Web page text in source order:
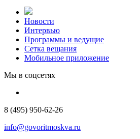
Новости
Интервью
Программы и ведущие
Сетка вещания
Мобильное приложение
Мы в соцсетях
8 (495) 950-62-26
info@govoritmoskva.ru